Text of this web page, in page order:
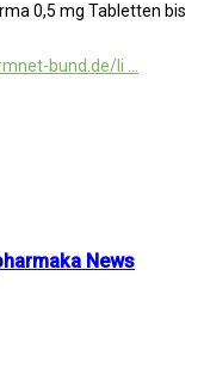
0,5 mg Tabletten bis
bund.de/li ...
News